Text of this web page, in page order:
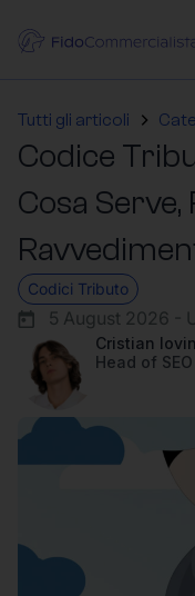
Tutti gli articoli
Codice
Cosa Serve,
Codici Tributo
5 August 2026 -
Cristian
Head of